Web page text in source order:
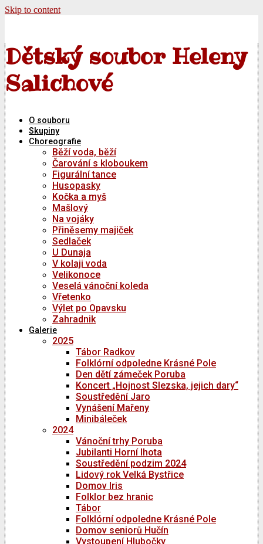
Skip to content
Dětský soubor Heleny
Salichové
O souboru
Skupiny
Choreografie
Běží voda, běží
Čarování s kloboukem
Figurální tance
Husopasky
Kočka a myš
Mašlový
Na vojáky
Přiněsemy majiček
Sedlaček
U Dunaja
V kolaji voda
Velikonoce
Veselá vánoční koleda
Vřetenko
Výlet po Opavsku
Zahradnik
Galerie
2025
Tábor Radkov
Folklórní odpoledne Krásné Pole
Den dětí zámeček Poruba
Koncert „Hojnost Slezska, jejich dary“
Soustředění Jaro
Vynášení Mařeny
Minibáleček
2024
Vánoční trhy Poruba
Jubilanti Horní lhota
Soustředění podzim 2024
Lidový rok Velká Bystřice
Domov Iris
Folklor bez hranic
Tábor
Folklórní odpoledne Krásné Pole
Domov seniorů Hučín
Vystoupení Hlubočky